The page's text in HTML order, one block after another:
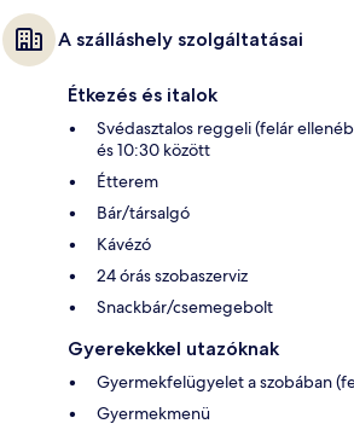
A szálláshely szolgáltatásai
Étkezés és italok
Svédasztalos reggeli (felár
és 10:30 között
Étterem
Bár/társalgó
Kávézó
24 órás szobaszerviz
Snackbár/csemegebolt
Gyerekekkel utazóknak
Gyermekfelügyelet a szobában
Gyermekmenü